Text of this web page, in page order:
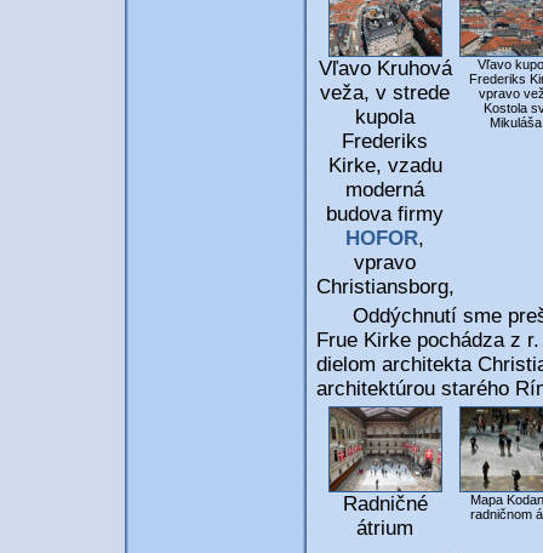
Vľavo Kruhová
veža, v strede
kupola
Frederiks
Kirke, vzadu
moderná
budova firmy
HOFOR,
vpravo
Christiansborg,
Vľavo
Frederiks
vpravo
Kostola
Mikuláša
Oddýchnutí sme
Frue Kirke pochádza z
dielom architekta
architektúrou starého
Radničné
átrium
Mapa
radničnom